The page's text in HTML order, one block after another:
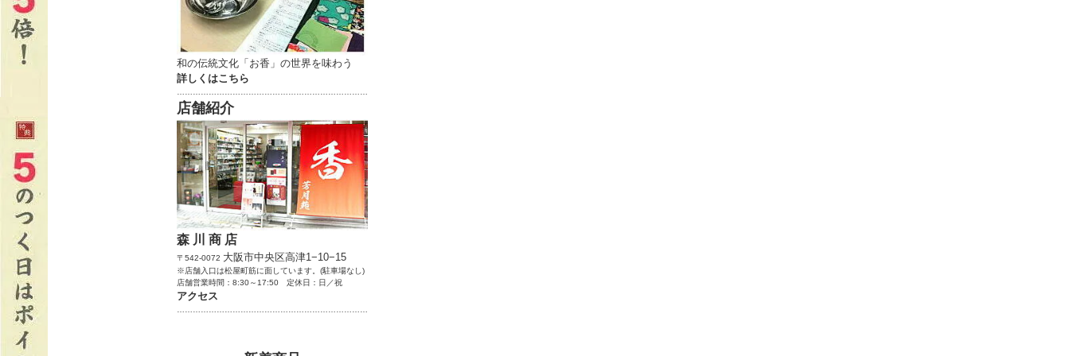
和の伝統文化「お香」の世界を味わう
詳しくはこちら
………………………………………………………………
店舗紹介
森 川 商 店
〒542-0072 大阪市中央区高津1−10−15
※店舗入口は松屋町筋に面しています。(駐車場なし)
店舗営業時間：8:30～17:50 定休日：日／祝
アクセス
………………………………………………………………